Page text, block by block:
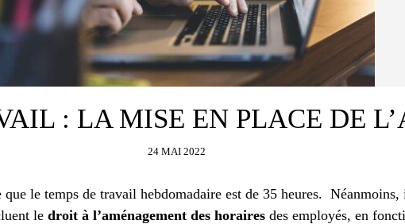
: LA MISE EN PLACE DE
24 MAI 2022
le temps de travail hebdomadaire est de 35 heures. Néanmoins,
le droit à l’aménagement des horaires des employés, en